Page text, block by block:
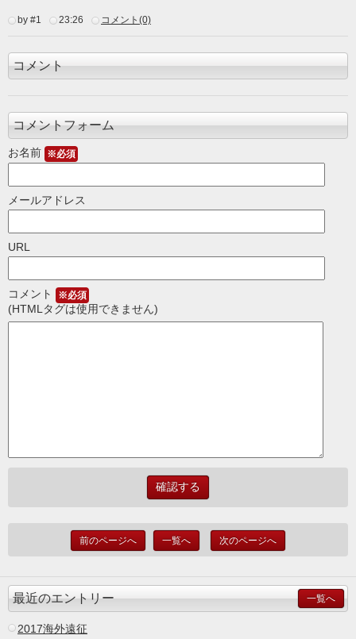
by #1 23:26 コメント(0)
コメント
コメントフォーム
お名前 ※必須
メールアドレス
URL
コメント ※必須
(HTMLタグは使用できません)
前のページへ 一覧へ 次のページへ
最近のエントリー 一覧へ
2017海外遠征